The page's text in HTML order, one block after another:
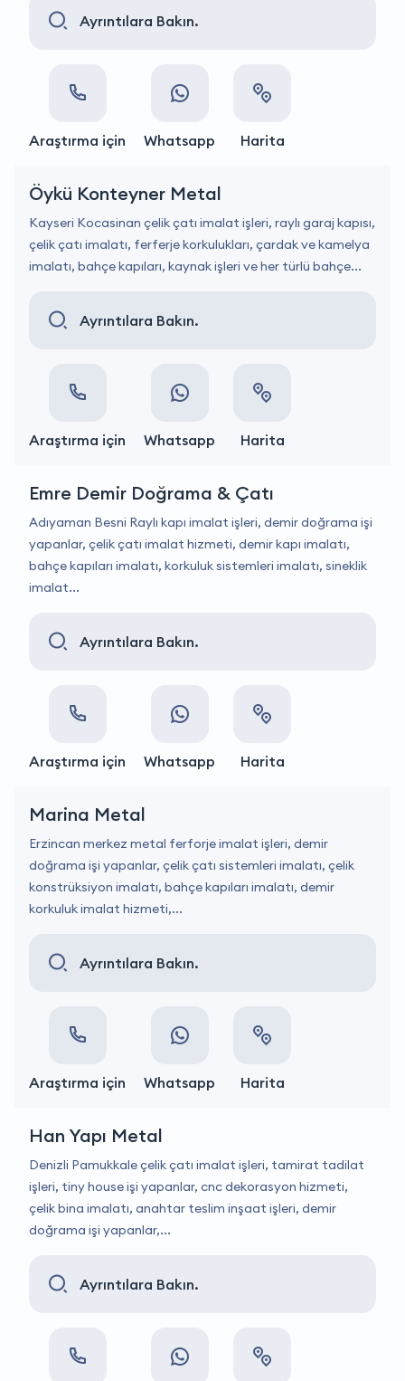
Ayrıntılara Bakın.
Araştırma için Whatsapp Harita
Öykü Konteyner Metal
Kayseri Kocasinan çelik çatı imalat işleri, raylı garaj kapısı,
çelik çatı imalatı, ferferje korkulukları, çardak ve kamelya
imalatı, bahçe kapıları, kaynak işleri ve her türlü bahçe...
Ayrıntılara Bakın.
Araştırma için Whatsapp Harita
Emre Demir Doğrama & Çatı
Adıyaman Besni Raylı kapı imalat işleri, demir doğrama işi
yapanlar, çelik çatı imalat hizmeti, demir kapı imalatı,
bahçe kapıları imalatı, korkuluk sistemleri imalatı, sineklik
imalat...
Ayrıntılara Bakın.
Araştırma için Whatsapp Harita
Marina Metal
Erzincan merkez metal ferforje imalat işleri, demir
doğrama işi yapanlar, çelik çatı sistemleri imalatı, çelik
konstrüksiyon imalatı, bahçe kapıları imalatı, demir
korkuluk imalat hizmeti,...
Ayrıntılara Bakın.
Araştırma için Whatsapp Harita
Han Yapı Metal
Denizli Pamukkale çelik çatı imalat işleri, tamirat tadilat
işleri, tiny house işi yapanlar, cnc dekorasyon hizmeti,
çelik bina imalatı, anahtar teslim inşaat işleri, demir
doğrama işi yapanlar,...
Ayrıntılara Bakın.